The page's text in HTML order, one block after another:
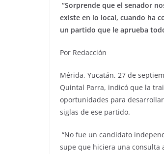
“Sorprende que el senador
existe en lo local, cuando ha
un partido que le aprueba
Por Redacción
Mérida, Yucatán, 27 de
Quintal Parra, indicó que la
oportunidades para
siglas de ese partido.
“No fue un candidato
supe que hiciera una consulta